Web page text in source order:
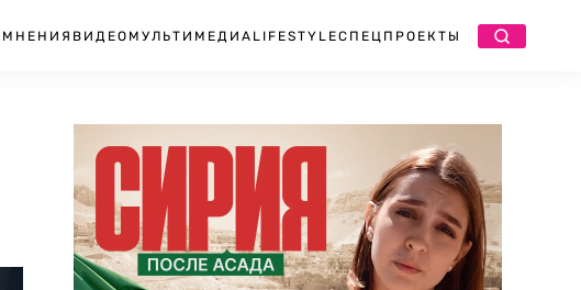
МНЕНИЯ ВИДЕО МУЛЬТИМЕДИА LIFESTYLEСПЕЦПРОЕКТЫ